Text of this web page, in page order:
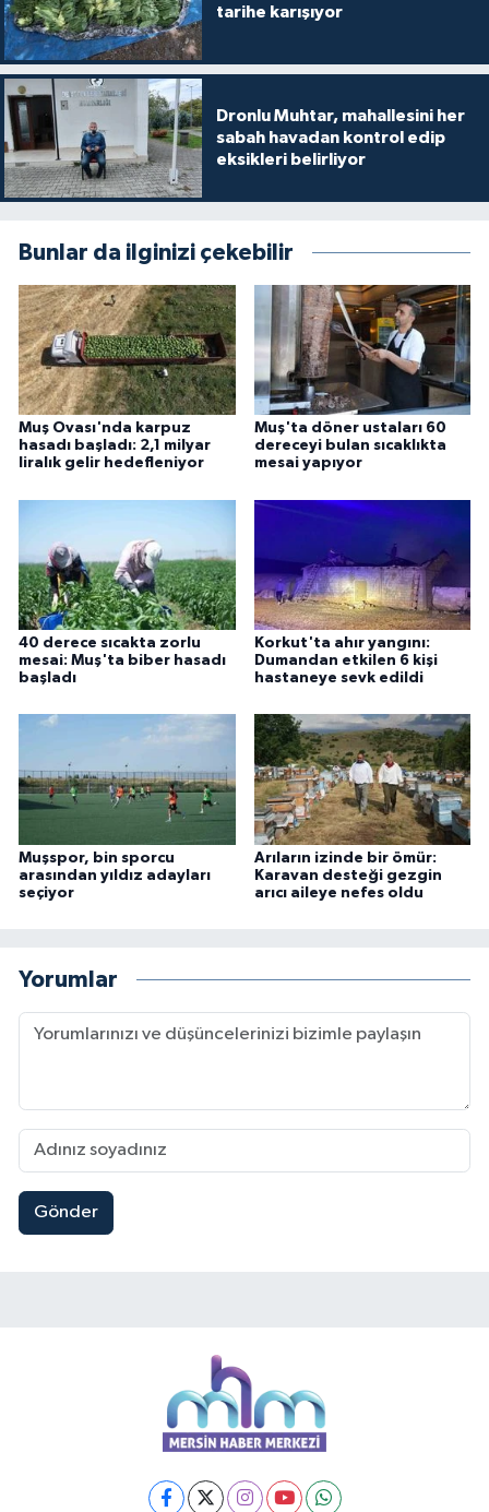
tarihe karışıyor
Dronlu Muhtar, mahallesini her
sabah havadan kontrol edip
eksikleri belirliyor
Bunlar da ilginizi çekebilir
Muş Ovası'nda karpuz
hasadı başladı: 2,1 milyar
liralık gelir hedefleniyor
Muş'ta döner ustaları 60
dereceyi bulan sıcaklıkta
mesai yapıyor
40 derece sıcakta zorlu
mesai: Muş'ta biber hasadı
başladı
Korkut'ta ahır yangını:
Dumandan etkilen 6 kişi
hastaneye sevk edildi
Muşspor, bin sporcu
arasından yıldız adayları
seçiyor
Arıların izinde bir ömür:
Karavan desteği gezgin
arıcı aileye nefes oldu
Yorumlar
Gönder